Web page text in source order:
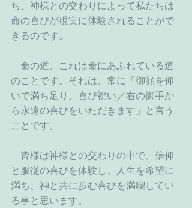
ち、神様との交わりによって私たちは
命の喜びが現実に体験されることがで
きるのです。
命の道、これは命にあふれている道
のことです。それは、常に「御顔を仰
いで満ち足り、喜び祝い／右の御手か
ら永遠の喜びをいただきます」と言う
ことです。
皆様は神様との交わりの中で、信仰
と服従の喜びを体験し、人生を希望に
満ち、神と共に歩む喜びを満喫してい
る事と思います。